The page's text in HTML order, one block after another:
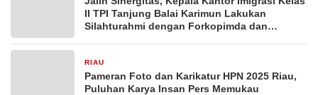
II TPI Tanjung Balai Karimun Lakukan
Silahturahmi dengan Forkopimda dan
RIAU
Pameran Foto dan Karikatur HPN 2025 Riau,
Puluhan Karya Insan Pers Memukau